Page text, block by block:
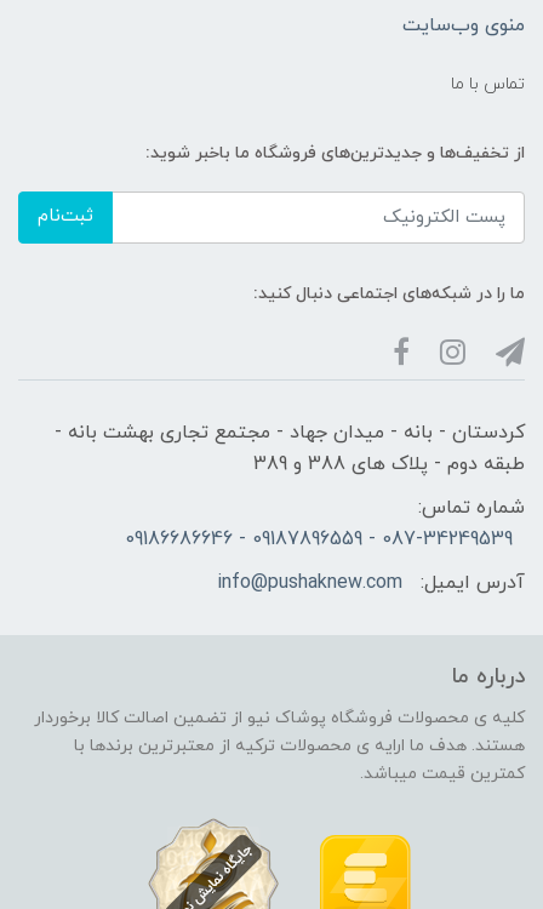
منوی وب‌سایت
تماس با ما
از تخفیف‌ها و جدیدترین‌های فروشگاه ما باخبر شوید:
ثبت‌نام
ما را در شبکه‌های اجتماعی دنبال کنید:
کردستان - بانه - میدان جهاد - مجتمع تجاری بهشت بانه -
طبقه دوم - پلاک های 388 و 389
شماره تماس:
087-34249539 - 09187896559 - 09186686646
آدرس ایمیل:
info@pushaknew.com
درباره ما
کلیه ی محصولات فروشگاه پوشاک نیو از تضمین اصالت کالا برخوردار
هستند. هدف ما ارایه ی محصولات ترکیه از معتبرترین برندها با
کمترین قیمت میباشد.